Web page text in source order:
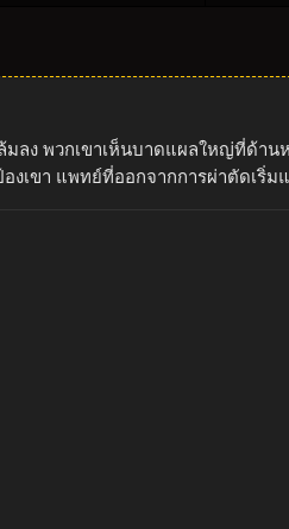
พวกเขาเห็นบาดแผลใหญ่ที่ด้านห
เขา แพทย์ที่ออกจากการผ่าตัดเริ่